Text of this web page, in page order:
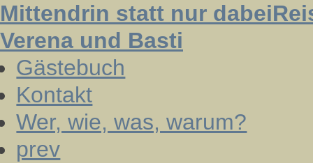
Mittendrin statt nur dabei
Verena und Basti
Gästebuch
Kontakt
Wer, wie, was, warum?
prev